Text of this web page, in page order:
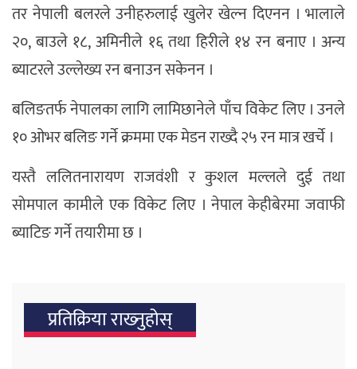
तर नेपाली बलरले उनीहरुलाई खुलेर खेल्न दिएनन । भालाले
२०, बाउले १८, अमिनीले १६ तथा हिरीले १४ रन बनाए । अन्य
ब्याटरले उल्लेख्य रन बनाउन सकेनन ।
बलिङतर्फ नेपालका लागि लामिछानेले पाँच विकेट लिए । उनले
१० ओभर बलिङ गर्ने क्रममा एक मेडन राख्दै २५ रन मात्र खर्चे ।
यस्तै ललितनारायण राजवंशी र कुशल मल्लले दुई तथा
सोमपाल कामीले एक विकेट लिए । नेपाल केहीबेरमा जवाफी
ब्याटिङ गर्ने तयारीमा छ ।
प्रतिक्रिया राख्‍नुहोस्